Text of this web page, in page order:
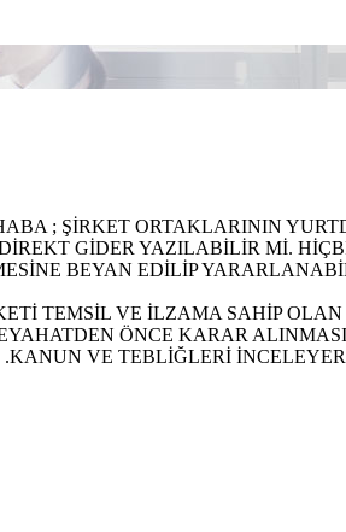
; ŞİRKET ORTAKLARININ
GİDER YAZILABİLİR Mİ.
BEYAN EDİLİP
TEMSİL VE İLZAMA SAHİP
ÖNCE KARAR
VE TEBLİĞLERİ